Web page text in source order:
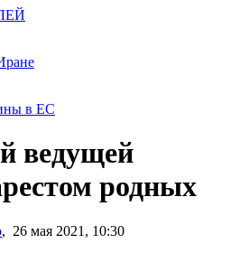
в ЕС
ведущей
родных
, 26 мая 2021, 10:30